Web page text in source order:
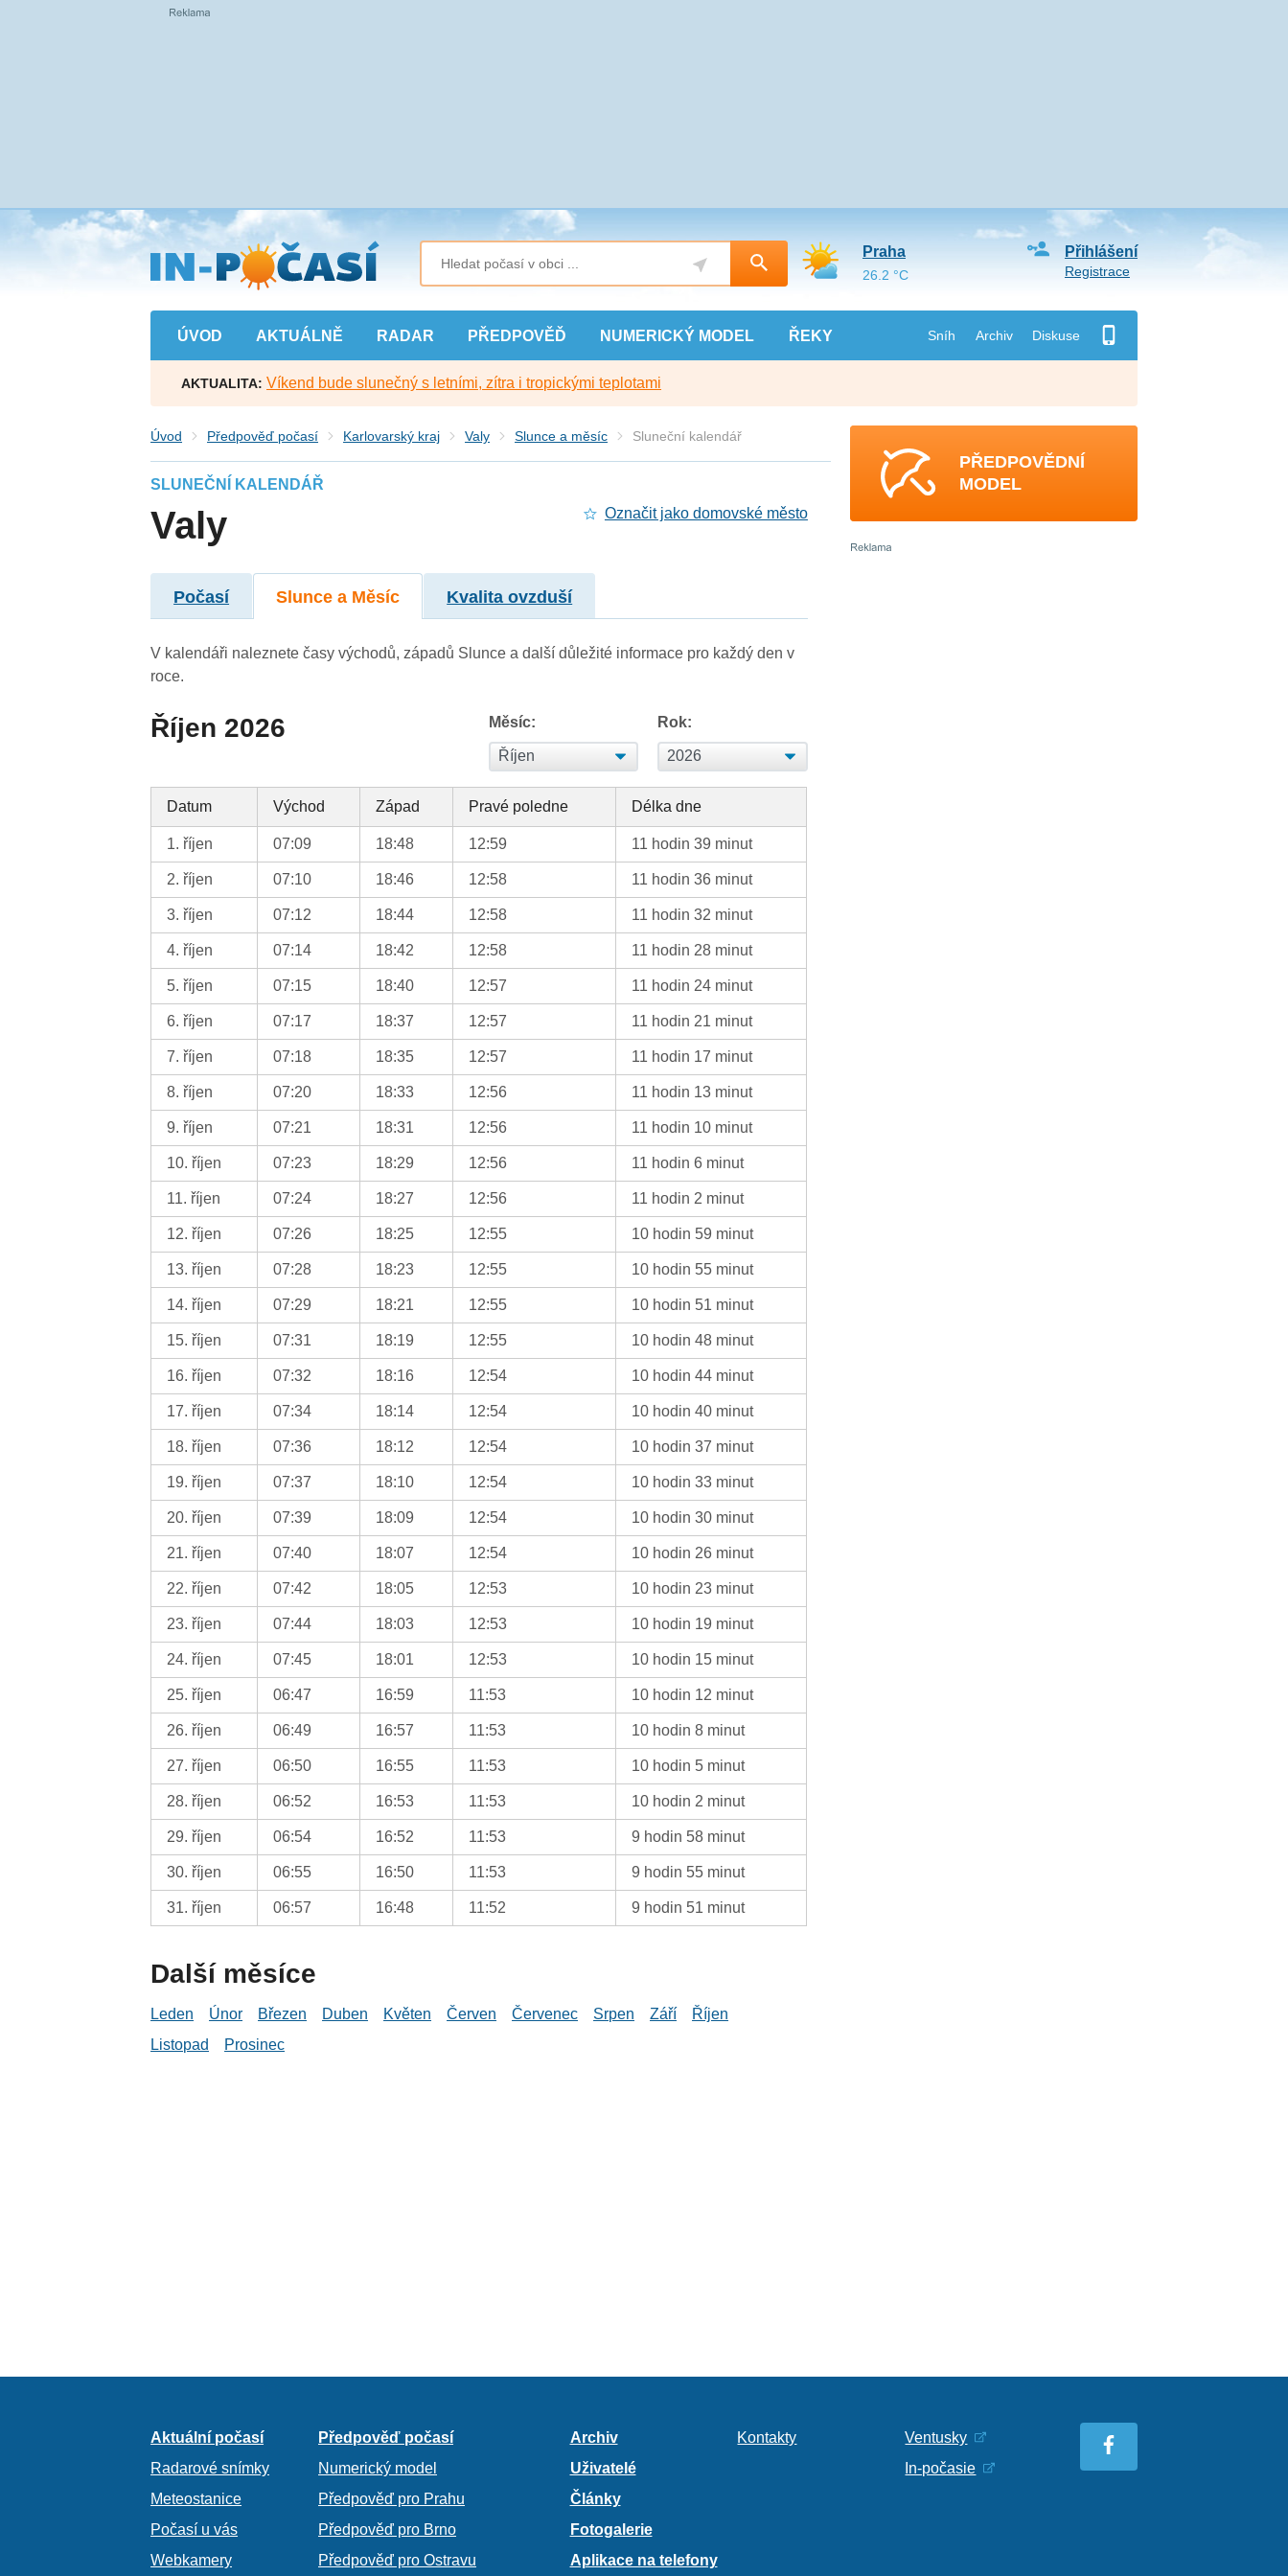
Přejít
na
hlavní
obsah
ÚVOD AKTUÁLNĚ RADAR PŘEDPOVĚĎ NUMERICKÝ MODEL ŘEKY Sníh Archiv Diskuse
Přihlášení
Registrace
Praha
26.2 °C
AKTUALITA: Víkend bude slunečný s letními, zítra i tropickými teplotami
Úvod Předpověď počasí Karlovarský kraj Valy Slunce a měsíc Sluneční kalendář
SLUNEČNÍ KALENDÁŘ
Valy Označit jako domovské město
Počasí Slunce a Měsíc Kvalita ovzduší
V kalendáři naleznete časy východů, západů Slunce a další důležité informace pro každý den v
roce.
Říjen 2026 Měsíc: Rok:
Datum Východ Západ Pravé poledne Délka dne
1. říjen 07:09 18:48 12:59 11 hodin 39 minut
2. říjen 07:10 18:46 12:58 11 hodin 36 minut
3. říjen 07:12 18:44 12:58 11 hodin 32 minut
4. říjen 07:14 18:42 12:58 11 hodin 28 minut
5. říjen 07:15 18:40 12:57 11 hodin 24 minut
6. říjen 07:17 18:37 12:57 11 hodin 21 minut
7. říjen 07:18 18:35 12:57 11 hodin 17 minut
8. říjen 07:20 18:33 12:56 11 hodin 13 minut
9. říjen 07:21 18:31 12:56 11 hodin 10 minut
10. říjen 07:23 18:29 12:56 11 hodin 6 minut
11. říjen 07:24 18:27 12:56 11 hodin 2 minut
12. říjen 07:26 18:25 12:55 10 hodin 59 minut
13. říjen 07:28 18:23 12:55 10 hodin 55 minut
14. říjen 07:29 18:21 12:55 10 hodin 51 minut
15. říjen 07:31 18:19 12:55 10 hodin 48 minut
16. říjen 07:32 18:16 12:54 10 hodin 44 minut
17. říjen 07:34 18:14 12:54 10 hodin 40 minut
18. říjen 07:36 18:12 12:54 10 hodin 37 minut
19. říjen 07:37 18:10 12:54 10 hodin 33 minut
20. říjen 07:39 18:09 12:54 10 hodin 30 minut
21. říjen 07:40 18:07 12:54 10 hodin 26 minut
22. říjen 07:42 18:05 12:53 10 hodin 23 minut
23. říjen 07:44 18:03 12:53 10 hodin 19 minut
24. říjen 07:45 18:01 12:53 10 hodin 15 minut
25. říjen 06:47 16:59 11:53 10 hodin 12 minut
26. říjen 06:49 16:57 11:53 10 hodin 8 minut
27. říjen 06:50 16:55 11:53 10 hodin 5 minut
28. říjen 06:52 16:53 11:53 10 hodin 2 minut
29. říjen 06:54 16:52 11:53 9 hodin 58 minut
30. říjen 06:55 16:50 11:53 9 hodin 55 minut
31. říjen 06:57 16:48 11:52 9 hodin 51 minut
Další měsíce
Leden Únor Březen Duben Květen Červen Červenec Srpen Září
Říjen
Listopad
Prosinec
PŘEDPOVĚDNÍ
MODEL
Aktuální počasí
Radarové snímky
Meteostanice
Počasí u vás
Webkamery
Předpověď počasí
Numerický model
Předpověď pro Prahu
Předpověď pro Brno
Předpověď pro Ostravu
Archiv
Uživatelé
Články
Fotogalerie
Aplikace na telefony
Kontakty
Ventusky
In-počasie